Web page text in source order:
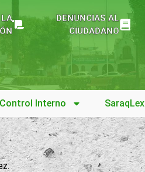
DENUNCIAS AL
CIUDADANO
Control Interno SaraqLex